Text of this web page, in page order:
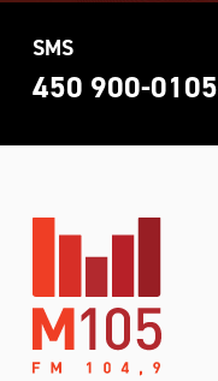
SMS
450 900-0105